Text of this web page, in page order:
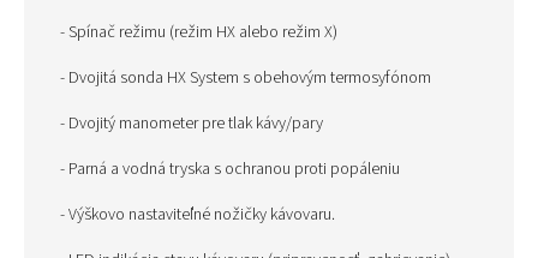
- Spínač režimu (režim HX alebo režim X)
- Dvojitá sonda HX System s obehovým termosyfónom
- Dvojitý manometer pre tlak kávy/pary
- Parná a vodná tryska s ochranou proti popáleniu
- Výškovo nastaviteľné nožičky kávovaru.